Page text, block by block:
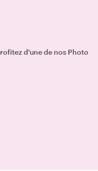
d'une de nos Photo